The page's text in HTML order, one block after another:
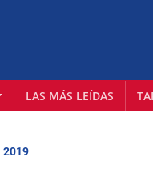
LAS MÁS LEÍDAS
2019